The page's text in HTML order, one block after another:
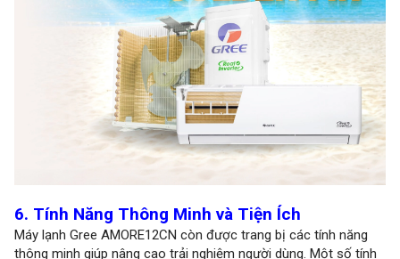
6. Tính Năng Thông Minh và Tiện Ích
Máy lạnh Gree AMORE12CN còn được trang bị các tính năng
thông minh giúp nâng cao trải nghiệm người dùng. Một số tính